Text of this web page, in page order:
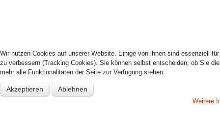
Wir nutzen Cookies auf unserer Website. Einige von ihnen sind essenziell
zu verbessern (Tracking Cookies). Sie können selbst entscheiden, ob Sie
mehr alle Funktionalitäten der Seite zur Verfügung stehen.
Akzeptieren Ablehnen
Weitere